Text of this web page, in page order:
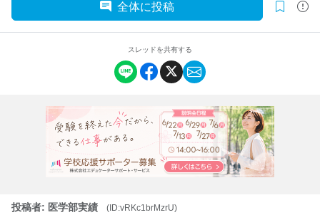
全体に投稿
スレッドを共有する
投稿者: 医学部実績
(ID:vRKc1brMzrU)